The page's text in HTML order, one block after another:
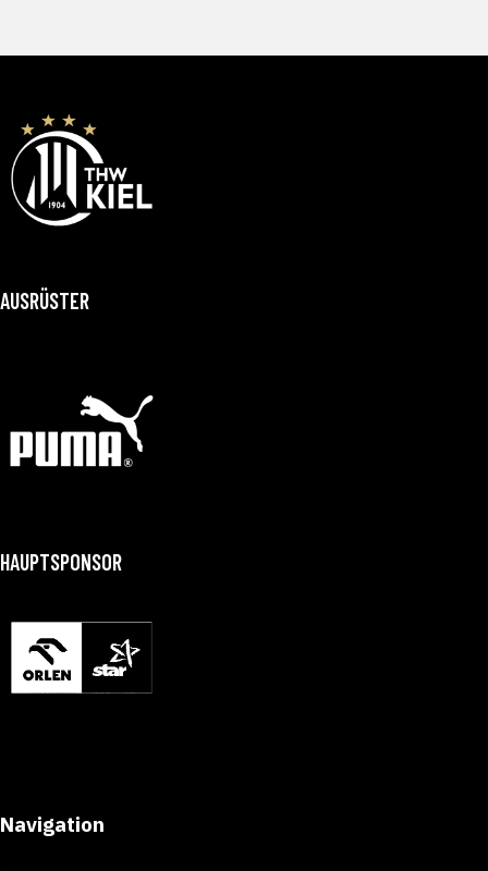
AUSRÜSTER
HAUPTSPONSOR
Navigation